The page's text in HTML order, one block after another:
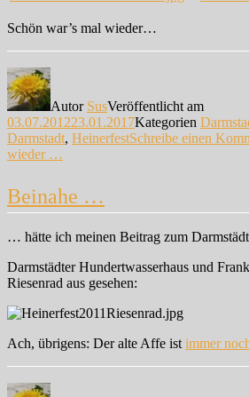
Schön war’s mal wieder…
Autor SusVeröffentlicht am
03.07.201223.01.2017Kategorien
Darmstadt, HeinerfestSchreibe einen
wieder …
Beinahe …
… hätte ich meinen Beitrag zum
Darmstädter Hundertwasserhaus und
Riesenrad aus gesehen:
Ach, übrigens: Der alte Affe ist immer